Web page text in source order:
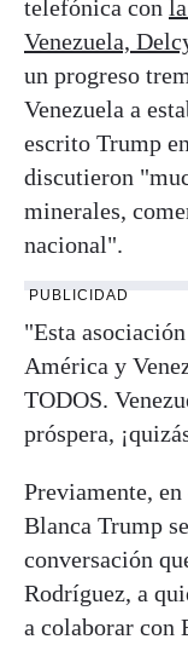
telefónica con
Venezuela,
un progreso
Venezuela a
escrito Trump
discutieron
minerales,
nacional".
PUBLICIDAD
"Esta
América y
TODOS.
próspera,
Previamente,
Blanca Trump
conversación
Rodríguez, a
a colaborar con